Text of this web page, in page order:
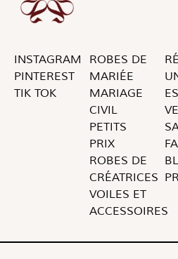
INSTAGRAM
PINTEREST
TIK TOK
ROBES DE
MARIÉE
MARIAGE
CIVIL
PETITS
PRIX
ROBES DE
CRÉATRICES
VOILES ET
ACCESSOIRES